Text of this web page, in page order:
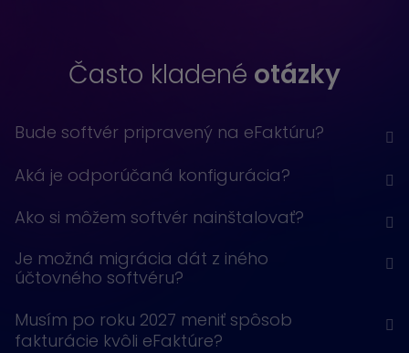
Často kladené otázky
Bude softvér pripravený na eFaktúru?
Aká je odporúčaná konfigurácia?
Ako si môžem softvér nainštalovať?
Je možná migrácia dát z iného
účtovného softvéru?
Musím po roku 2027 meniť spôsob
fakturácie kvôli eFaktúre?